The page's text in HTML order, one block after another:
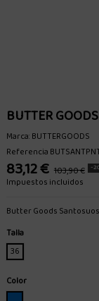
BUTTER
Marca:BUTTERGOODS
Referencia
83,12 € 103,90 € -
Impuestos incluidos
Butter Goods
Talla
36
Color